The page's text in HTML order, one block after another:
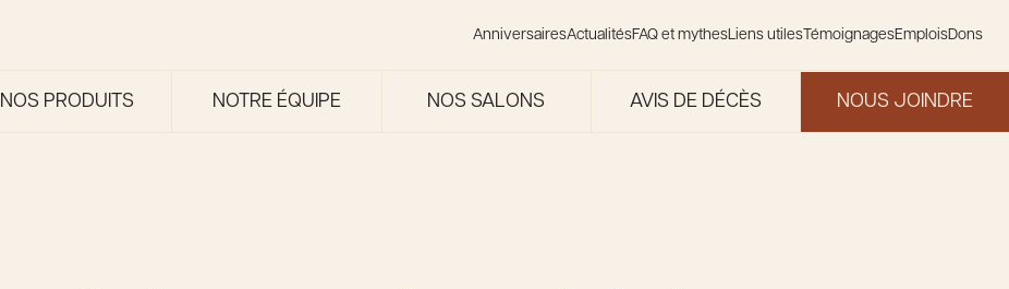
AnniversairesActualitésFAQ et mythesLiens utilesTémoignagesEmploisDons
NOS PRODUITS NOTRE ÉQUIPE NOS SALONS AVIS DE DÉCÈS NOUS JOINDRE